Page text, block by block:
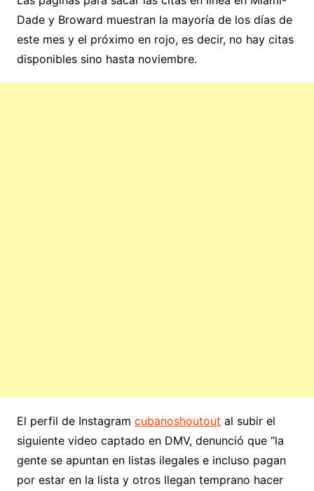
Dade y Broward muestran la mayoría de los días de
este mes y el próximo en rojo, es decir, no hay citas
disponibles sino hasta noviembre.
El perfil de Instagram cubanoshoutout al subir el
siguiente video captado en DMV, denunció que “la
gente se apuntan en listas ilegales e incluso pagan
por estar en la lista y otros llegan temprano hacer